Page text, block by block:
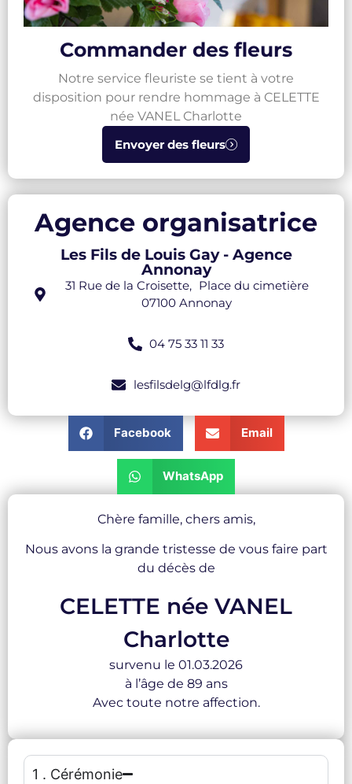
Commander des fleurs
Notre service fleuriste se tient à votre
disposition pour rendre hommage à CELETTE
née VANEL Charlotte
Envoyer des fleurs
Chère famille, chers amis,
Nous avons la grande tristesse de vous faire part
du décès de
CELETTE née VANEL
Charlotte
survenu le 01.03.2026
à l’âge de 89 ans
Avec toute notre affection.
1 . Cérémonie
Agence organisatrice
Les Fils de Louis Gay - Agence
Annonay
31 Rue de la Croisette, Place du cimetière
07100 Annonay
04 75 33 11 33
lesfilsdelg@lfdlg.fr
Facebook Email
WhatsApp